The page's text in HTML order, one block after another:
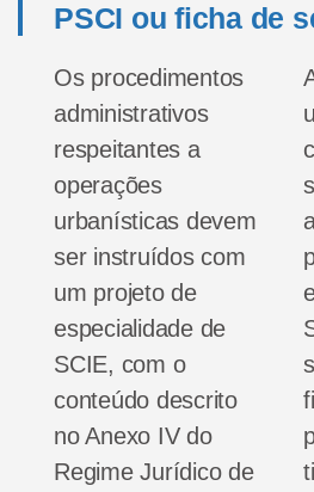
PSCI ou ficha de
Os procedimentos
administrativos
respeitantes a
operações
urbanísticas devem
ser instruídos com
um projeto de
especialidade de
SCIE, com o
conteúdo descrito
no Anexo IV do
Regime Jurídico de